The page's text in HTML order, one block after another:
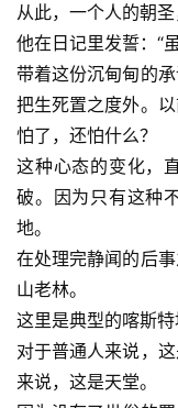
从此，一个人的朝圣
他在日记里发誓：“
带着这份沉甸甸的
把生死置之度外。
怕了，还怕什么？
这种心态的变化，
破。因为只有这种
地。
在处理完静闻的后
山老林。
这里是典型的喀斯特
对于普通人来说，
来说，这是天堂。